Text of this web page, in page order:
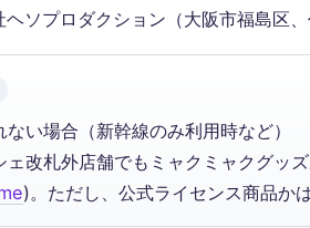
ヘソプロダクション（大阪市福島区
い場合（新幹線のみ利用時など）
ェ改札外店舗でもミャクミャクグッ
)。ただし、公式ライセンス商品か